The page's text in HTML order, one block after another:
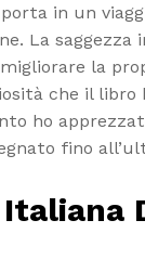
in un
La saggezza
la
che il
ho
fino
Italiana